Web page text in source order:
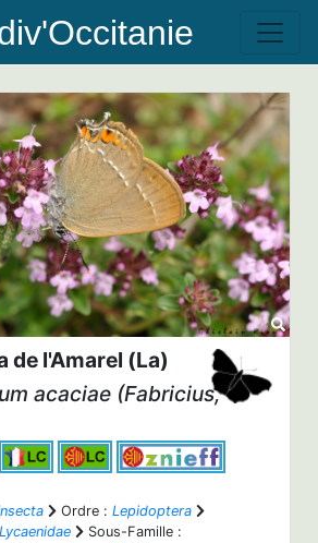
de l'Amarel (La)
acaciae (Fabricius,
Ordre : Lepidoptera
Lycaenidae
Sous-Famille :